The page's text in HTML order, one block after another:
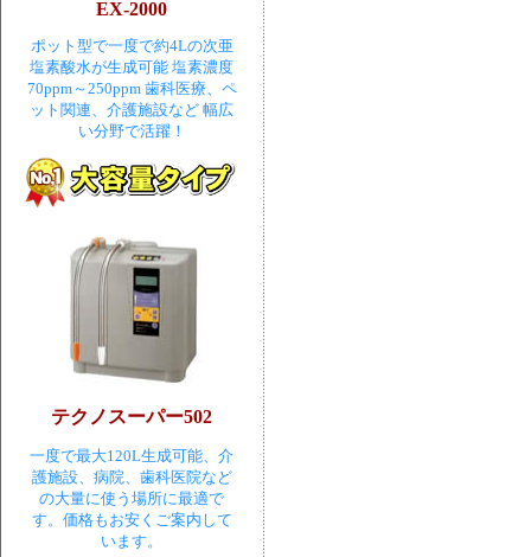
EX-2000
ポット型で一度で約4Lの次亜
塩素酸水が生成可能 塩素濃度
70ppm～250ppm 歯科医療、ペ
ット関連、介護施設など 幅広
い分野で活躍！
テクノスーパー502
一度で最大120L生成可能、介
護施設、病院、歯科医院など
の大量に使う場所に最適で
す。価格もお安くご案内して
います。